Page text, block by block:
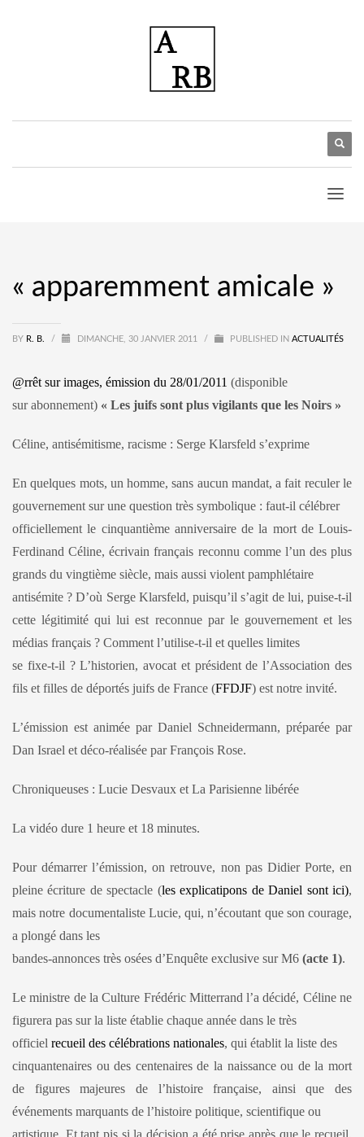
« apparemment amicale »
BY R. B. / DIMANCHE, 30 JANVIER 2011 / PUBLISHED IN ACTUALITÉS
@rrêt sur images, émission du 28/01/2011 (disponible
sur abonnement) « Les juifs sont plus vigilants que les Noirs »
Céline, antisémitisme, racisme : Serge Klarsfeld s’exprime
En quelques mots, un homme, sans aucun mandat, a fait reculer le
gouvernement sur une question très symbolique : faut-il célébrer
officiellement le cinquantième anniversaire de la mort de Louis-
Ferdinand Céline, écrivain français reconnu comme l’un des plus
grands du vingtième siècle, mais aussi violent pamphlétaire
antisémite ? D’où Serge Klarsfeld, puisqu’il s’agit de lui, puise-t-il
cette légitimité qui lui est reconnue par le gouvernement et les
médias français ? Comment l’utilise-t-il et quelles limites
se fixe-t-il ? L’historien, avocat et président de l’Association des
fils et filles de déportés juifs de France (FFDJF) est notre invité.
L’émission est animée par Daniel Schneidermann, préparée par
Dan Israel et déco-réalisée par François Rose.
Chroniqueuses : Lucie Desvaux et La Parisienne libérée
La vidéo dure 1 heure et 18 minutes.
Pour démarrer l’émission, on retrouve, non pas Didier Porte, en
pleine écriture de spectacle (les explicatipons de Daniel sont ici),
mais notre documentaliste Lucie, qui, n’écoutant que son courage,
a plongé dans les
bandes-annonces très osées d’Enquête exclusive sur M6 (acte 1).
Le ministre de la Culture Frédéric Mitterrand l’a décidé, Céline ne
figurera pas sur la liste établie chaque année dans le très
officiel recueil des célébrations nationales, qui établit la liste des
cinquantenaires ou des centenaires de la naissance ou de la mort
de figures majeures de l’histoire française, ainsi que des
événements marquants de l’histoire politique, scientifique ou
artistique. Et tant pis si la décision a été prise après que le recueil,